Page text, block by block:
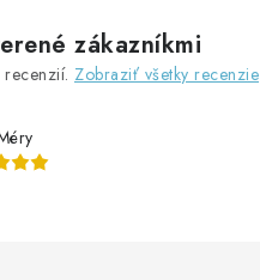
zákazníkmi
recenzií. Zobraziť všetky recenzie